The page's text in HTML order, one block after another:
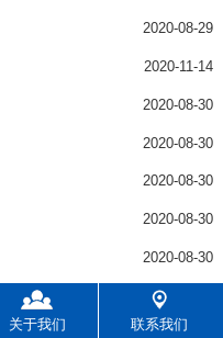
2020-08-29
2020-11-14
2020-08-30
2020-08-30
2020-08-30
2020-08-30
2020-08-30
2020-08-31
2020-08-31
关于我们 联系我们